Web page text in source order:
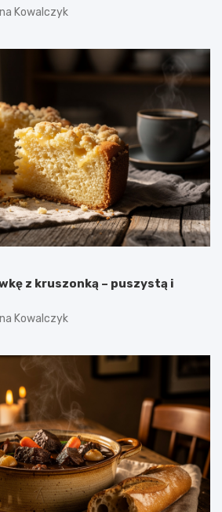
Kowalczyk
z kruszonką – puszystą i
Kowalczyk